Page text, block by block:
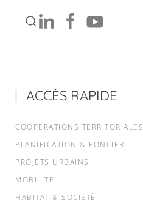
ACCÈS RAPIDE
COOPÉRATIONS TERRITORIALES
PLANIFICATION & FONCIER
PROJETS URBAINS
MOBILITÉ
HABITAT & SOCIÉTÉ